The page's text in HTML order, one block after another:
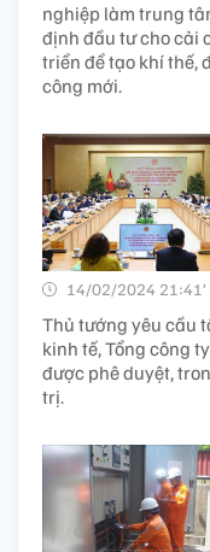
nghiệp làm trung
định đầu tư cho cải
triển để tạo khí thế,
công mới.
14/02/2024 21:41’
Thủ tướng yêu cầu
kinh tế, Tổng công
được phê duyệt,
trị.